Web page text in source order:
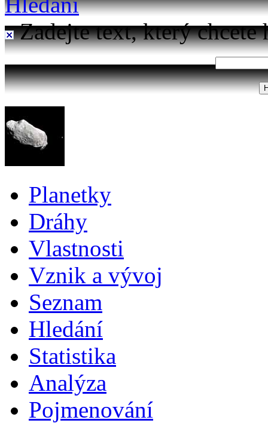
Zadejte text, který chcete
Planetky
Dráhy
Vlastnosti
Vznik a vývoj
Seznam
Hledání
Statistika
Analýza
Pojmenování